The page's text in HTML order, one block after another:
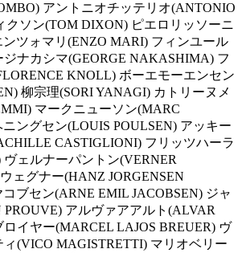
アントニオチッテリオ(ANTONIO
クソン(TOM DIXON) ピエロリッソーニ
ンツォマリ(ENZO MARI) フィンユール
ナカシマ(GEORGE NAKASHIMA) フ
KNOLL) ボーエモーエンセン
柳宗理(SORI YANAGI) カトリーヌメ
マークニューソン(MARC
ングセン(LOUIS POULSEN) アッキー
CASTIGLIONI) フリッツハーラ
ェルナーパントン(VERNER
ェグナー(HANZ JORGENSEN
ブセン(ARNE EMIL JACOBSEN) ジャ
PROUVE) アルヴァアアルト(ALVAR
イヤー(MARCEL LAJOS BREUER) ヴ
ィ(VICO MAGISTRETTI) マリオベリー